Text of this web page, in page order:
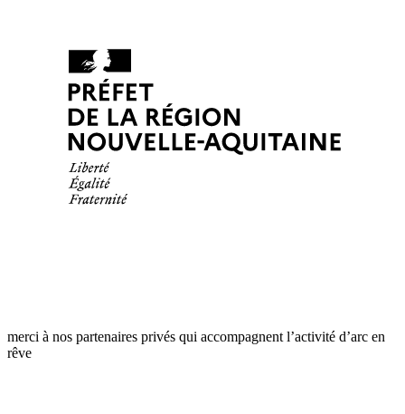
merci à nos partenaires privés qui accompagnent l’activité d’arc en
rêve